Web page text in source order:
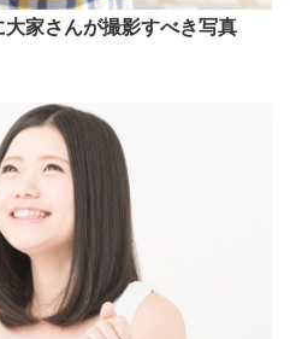
家さんが撮影すべき写真